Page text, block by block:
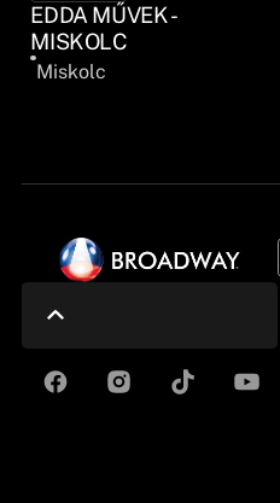
EDDA MŰVEK -
MISKOLC
Miskolc